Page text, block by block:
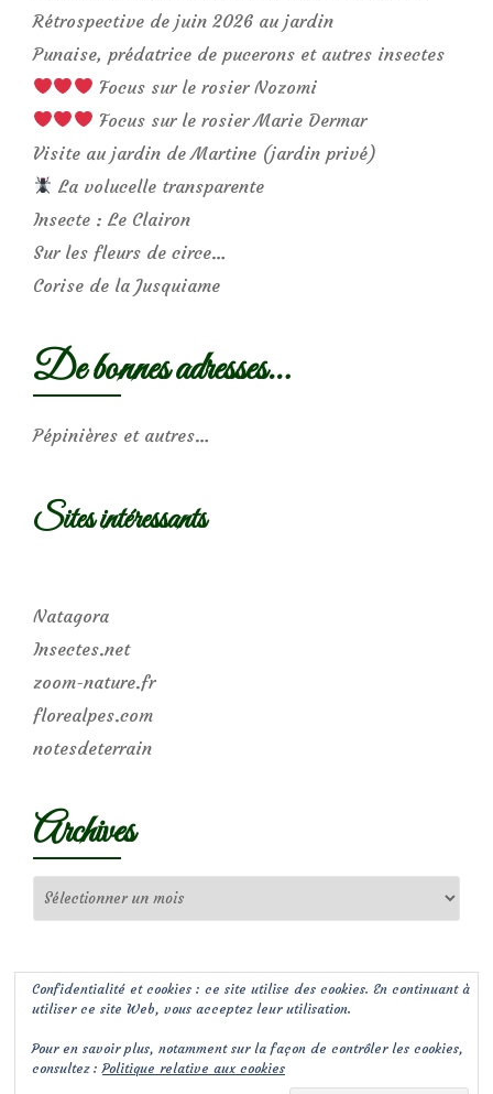
Rétrospective de juin 2026 au jardin
Punaise, prédatrice de pucerons et autres insectes
Focus sur le rosier Nozomi
Focus sur le rosier Marie Dermar
Visite au jardin de Martine (jardin privé)
La volucelle transparente
Insecte : Le Clairon
Sur les fleurs de circe…
Corise de la Jusquiame
De bonnes adresses…
Pépinières et autres…
Sites intéressants
Natagora
Insectes.net
zoom-nature.fr
florealpes.com
notesdeterrain
Archives
Confidentialité et cookies : ce site utilise des cookies. En continuant à
utiliser ce site Web, vous acceptez leur utilisation.
Pour en savoir plus, notamment sur la façon de contrôler les cookies,
consultez :Politique relative aux cookies